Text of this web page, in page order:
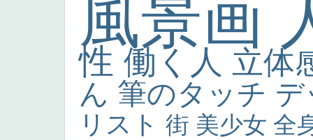
風景画
性 働く人 立体
ん 筆のタッチ
リスト 街 美少女 全